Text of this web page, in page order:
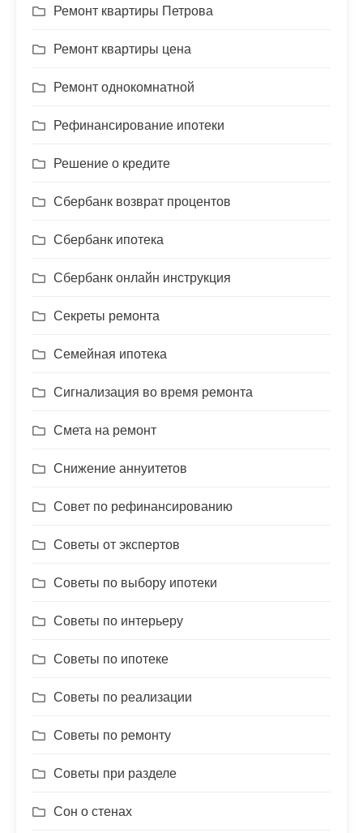
Ремонт квартиры Петрова
Ремонт квартиры цена
Ремонт однокомнатной
Рефинансирование ипотеки
Решение о кредите
Сбербанк возврат процентов
Сбербанк ипотека
Сбербанк онлайн инструкция
Секреты ремонта
Семейная ипотека
Сигнализация во время ремонта
Смета на ремонт
Снижение аннуитетов
Совет по рефинансированию
Советы от экспертов
Советы по выбору ипотеки
Советы по интерьеру
Советы по ипотеке
Советы по реализации
Советы по ремонту
Советы при разделе
Сон о стенах